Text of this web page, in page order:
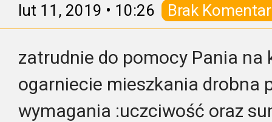
lut 11, 2019 • 10:26 Brak
zatrudnie do pomocy Pania na
ogarniecie mieszkania drobna
wymagania :uczciwość oraz